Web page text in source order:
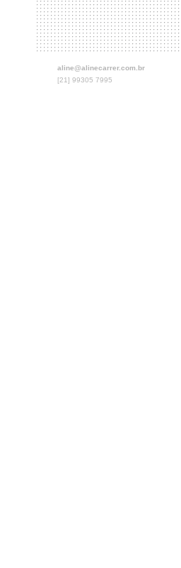
aline@alinecarrer.com.br
[21] 99305 7995